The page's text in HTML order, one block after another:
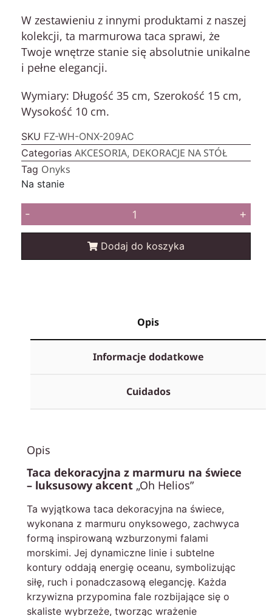
W zestawieniu z innymi produktami z naszej
kolekcji, ta marmurowa taca sprawi, że
Twoje wnętrze stanie się absolutnie unikalne
i pełne elegancji.
Wymiary: Długość 35 cm, Szerokość 15 cm,
Wysokość 10 cm.
SKU FZ-WH-ONX-209AC
Categorias AKCESORIA, DEKORACJE NA STÓŁ
Tag Onyks
Na stanie
- +
Dodaj do koszyka
Opis
Informacje dodatkowe
Cuidados
Opis
Taca dekoracyjna z marmuru na świece
– luksusowy akcent „Oh Helios”
Ta wyjątkowa taca dekoracyjna na świece,
wykonana z marmuru onyksowego, zachwyca
formą inspirowaną wzburzonymi falami
morskimi. Jej dynamiczne linie i subtelne
kontury oddają energię oceanu, symbolizując
siłę, ruch i ponadczasową elegancję. Każda
krzywizna przypomina fale rozbijające się o
skaliste wybrzeże, tworząc wrażenie